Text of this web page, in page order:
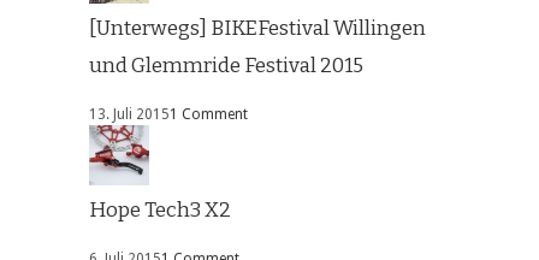
[Unterwegs] BIKEFestival Willingen
und Glemmride Festival 2015
13. Juli 20151 Comment
Hope Tech3 X2